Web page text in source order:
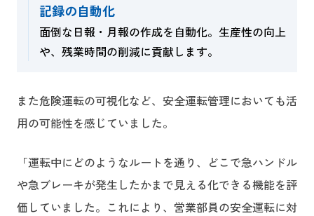
記録の自動化
面倒な日報・月報の作成を自動化。生産性の向上
や、残業時間の削減に貢献します。
また危険運転の可視化など、安全運転管理においても活
用の可能性を感じていました。
「運転中にどのようなルートを通り、どこで急ハンドル
や急ブレーキが発生したかまで見える化できる機能を評
価していました。これにより、営業部員の安全運転に対